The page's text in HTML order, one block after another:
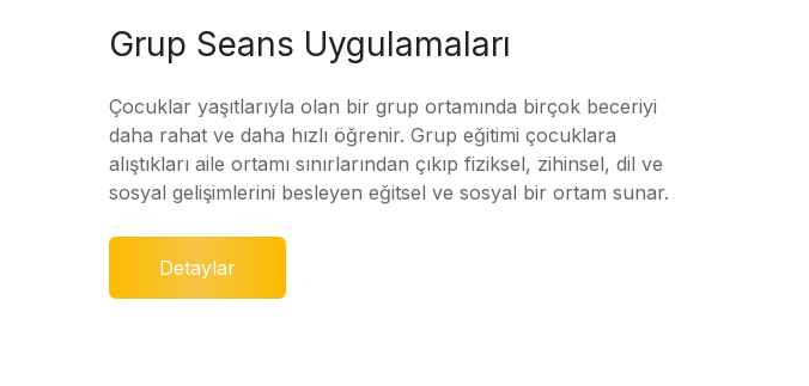
Grup Seans Uygulamaları
Çocuklar yaşıtlarıyla olan bir grup ortamında birçok beceriyi
daha rahat ve daha hızlı öğrenir. Grup eğitimi çocuklara
alıştıkları aile ortamı sınırlarından çıkıp fiziksel, zihinsel, dil ve
sosyal gelişimlerini besleyen eğitsel ve sosyal bir ortam sunar.
Detaylar